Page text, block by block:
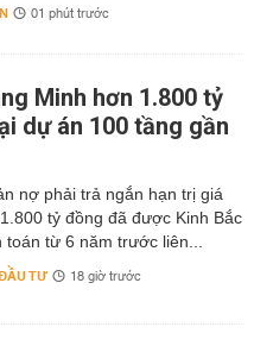
01 phút trước
Minh hơn 1.800 tỷ
dự án 100 tầng gần
tỷ đồng đã được Kinh Bắc
toán từ 6 năm trước liên...
TƯ 18 giờ trước